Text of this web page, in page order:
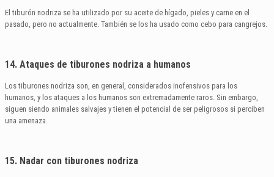
El tiburón nodriza se ha utilizado por su aceite de hígado, pieles y carne en el
pasado, pero no actualmente. También se los ha usado como cebo para cangrejos.
14. Ataques de tiburones nodriza a humanos
Los tiburones nodriza son, en general, considerados inofensivos para los
humanos, y los ataques a los humanos son extremadamente raros. Sin embargo,
siguen siendo animales salvajes y tienen el potencial de ser peligrosos si perciben
una amenaza.
15. Nadar con tiburones nodriza